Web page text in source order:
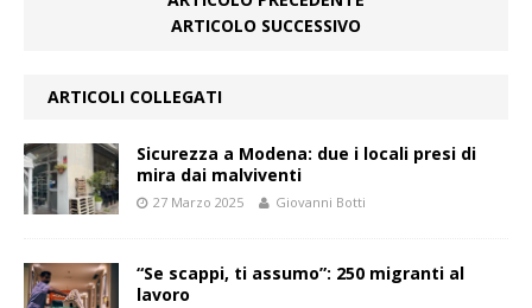
ARTICOLO SUCCESSIVO
ARTICOLI COLLEGATI
Sicurezza a Modena: due i locali presi di
mira dai malviventi
27 Marzo 2025 Giovanni Botti
“Se scappi, ti assumo”: 250 migranti al
lavoro